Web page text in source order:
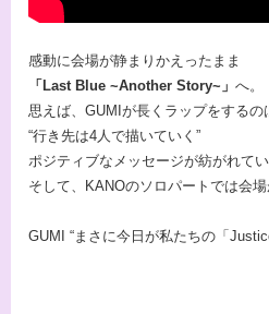
感動に会場が静まりかえったまま
「Last Blue ~Another Story~」 へ。
思えば、GUMIが長くラップをするの
“行き先は4人で描いていく”
ポジティブなメッセージが紡がれてい
そして、KANOのソロパートでは会場
GUMI “まさに今日が私たちの「